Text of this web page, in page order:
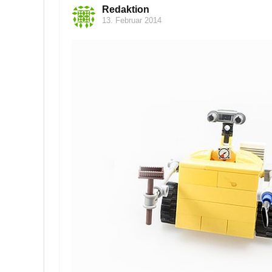
Redaktion
13. Februar 2014